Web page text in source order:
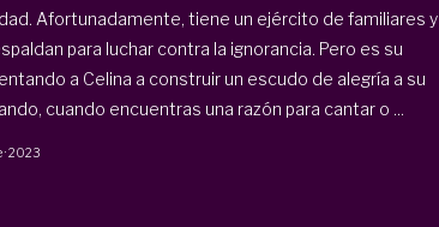
Afortunadamente, tiene un ejército de familiares y
para luchar contra la ignorancia. Pero es su
a Celina a construir un escudo de alegría a su
cuando encuentras una razón para cantar o ...
·2023